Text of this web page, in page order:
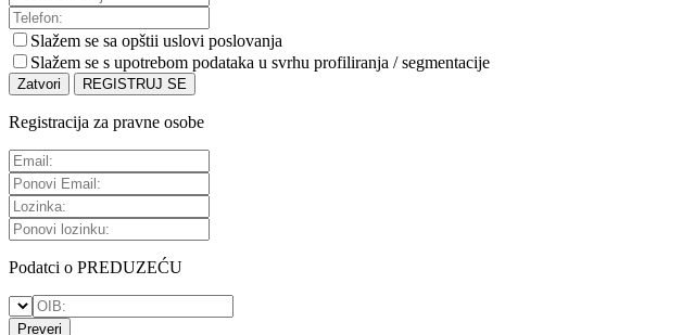
Slažem se sa opštii uslovi poslovanja
Slažem se s upotrebom podataka u svrhu profiliranja / segmentacije
Zatvori REGISTRUJ SE
Registracija za pravne osobe
Podatci o PREDUZEĆU
Preveri